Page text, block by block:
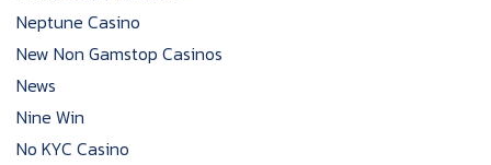
Neptune Casino
New Non Gamstop Casinos
News
Nine Win
No KYC Casino